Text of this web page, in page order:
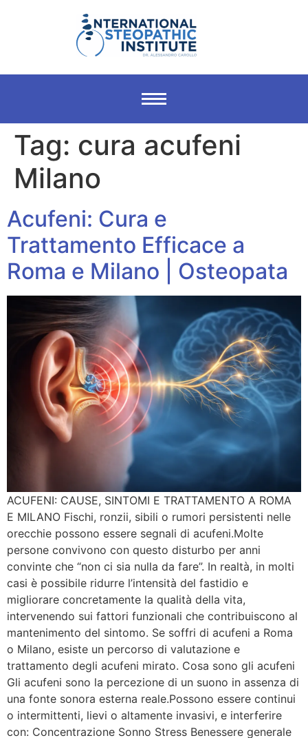
Tag: cura acufeni
Milano
Acufeni: Cura e
Trattamento Efficace a
Roma e Milano | Osteopata
ACUFENI: CAUSE, SINTOMI E TRATTAMENTO A ROMA
E MILANO Fischi, ronzii, sibili o rumori persistenti nelle
orecchie possono essere segnali di acufeni.Molte
persone convivono con questo disturbo per anni
convinte che “non ci sia nulla da fare”. In realtà, in molti
casi è possibile ridurre l’intensità del fastidio e
migliorare concretamente la qualità della vita,
intervenendo sui fattori funzionali che contribuiscono al
mantenimento del sintomo. Se soffri di acufeni a Roma
o Milano, esiste un percorso di valutazione e
trattamento degli acufeni mirato. Cosa sono gli acufeni
Gli acufeni sono la percezione di un suono in assenza di
una fonte sonora esterna reale.Possono essere continui
o intermittenti, lievi o altamente invasivi, e interferire
con: Concentrazione Sonno Stress Benessere generale